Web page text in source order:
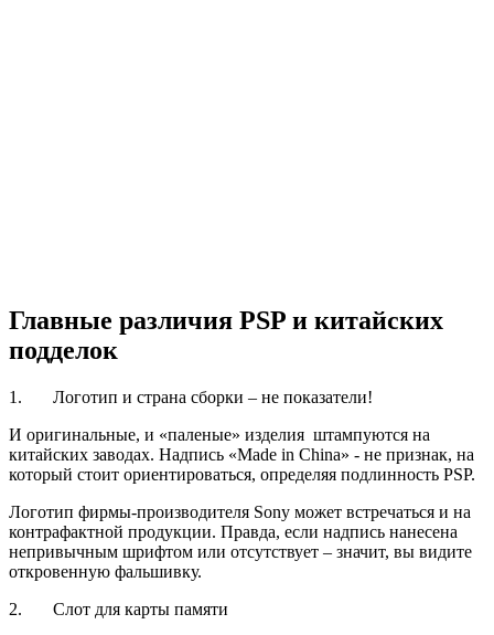
Главные различия PSP и китайских
подделок
1. Логотип и страна сборки – не показатели!
И оригинальные, и «паленые» изделия штампуются на
китайских заводах. Надпись «Made in China» - не признак, на
который стоит ориентироваться, определяя подлинность PSP.
Логотип фирмы-производителя Sony может встречаться и на
контрафактной продукции. Правда, если надпись нанесена
непривычным шрифтом или отсутствует – значит, вы видите
откровенную фальшивку.
2. Слот для карты памяти